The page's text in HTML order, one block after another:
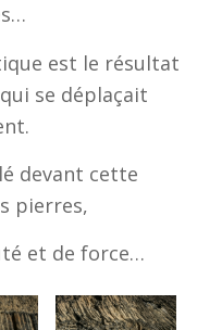
est le résultat
se déplaçait
devant cette
pierres,
et de force…